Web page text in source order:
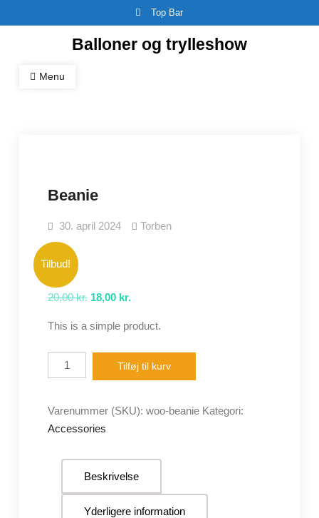
to
Top Bar
Balloner og trylleshow
Menu
Beanie
30. april 2024 Torben
Tilbud!
20,00kr. Den
pris
var:
20,00 kr..
18,00 kr.
pris
er:
18,00 kr..
This is a simple product.
Beanie
antal
Tilføj til kurv
Varenummer (SKU): woo-beanie Kategori:
Accessories
Beskrivelse
Yderligere information